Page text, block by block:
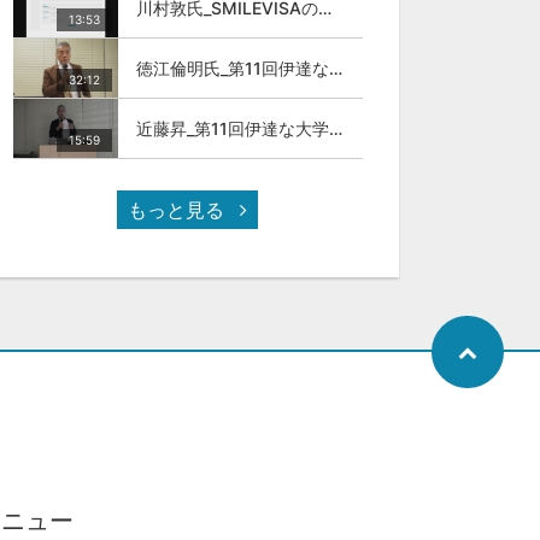
13:53
川村敦氏_SMILEVISAのサービスについて
32:12
徳江倫明氏_第11回伊達な大学院セミナー
15:59
近藤昇_第11回伊達な大学院セミナー
もっと見る
ュー